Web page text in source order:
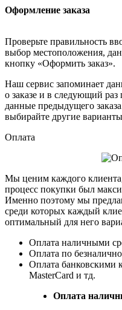
Оформление заказа
Проверьте правильность
выбор местоположения,
кнопку «Оформить заказ».
Наш сервис запоминает
о заказе и в следующий
данные предыдущего
выбирайте другие
Оплата
Мы ценим каждого
процесс покупки был
Именно поэтому мы
среди которых каждый
оптимальный для него
Оплата наличными
Оплата по
Оплата банковскими
MasterCard и тд.
Оплата